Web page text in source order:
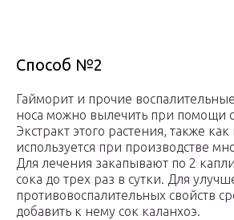
Способ №2
Гайморит и прочие
носа можно вылечить при помощи
Экстракт этого растения, также
используется при производстве
Для лечения закапывают по 2
сока до трех раз в сутки. Для
противовоспалительных свойств
добавить к нему сок каланхоэ.